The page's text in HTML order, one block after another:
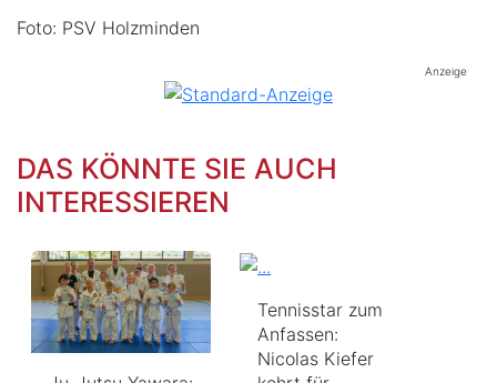
Foto: PSV Holzminden
Anzeige
DAS KÖNNTE SIE AUCH
INTERESSIEREN
Tennisstar zum
Anfassen:
Nicolas Kiefer